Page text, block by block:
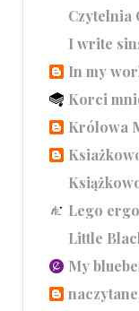
Czytelnia
I write
In my
Korci
Królowa
Lego
Little
My